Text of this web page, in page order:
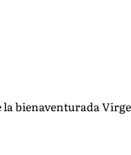
la bienaventurada